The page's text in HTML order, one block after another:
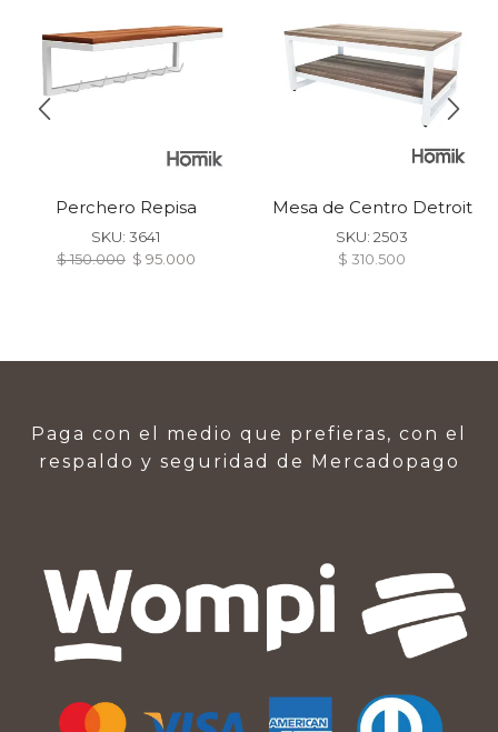
Perchero Repisa
Manhattan
SKU:3641
$150.000 $ 95.000
Mesa de Centro Detroit
SKU:2503
$ 310.500
Paga con el medio que prefieras, con el
respaldo y seguridad de Mercadopago